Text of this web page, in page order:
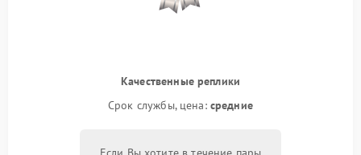
Качественные реплики
Срок службы, цена: средние